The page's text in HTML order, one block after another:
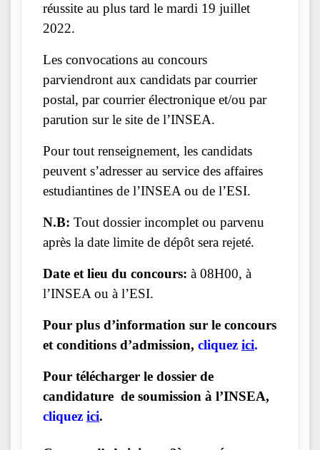
réussite au plus tard le mardi 19 juillet
2022.
Les convocations au concours
parviendront aux candidats par courrier
postal, par courrier électronique et/ou par
parution sur le site de l’INSEA.
Pour tout renseignement, les candidats
peuvent s’adresser au service des affaires
estudiantines de l’INSEA ou de l’ESI.
N.B: Tout dossier incomplet ou parvenu
après la date limite de dépôt sera rejeté.
Date et lieu du concours: à 08H00, à
l’INSEA ou à l’ESI.
Pour plus d’information sur le concours
et conditions d’admission, cliquez ici.
Pour télécharger le dossier de
candidature de soumission à l’INSEA,
cliquez ici.